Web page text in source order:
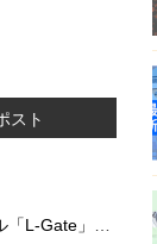
スト
AI型教材「キュビナ」と学習eポータル「L-Gate」連携